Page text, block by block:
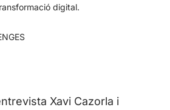
digital.
Xavi Cazorla i